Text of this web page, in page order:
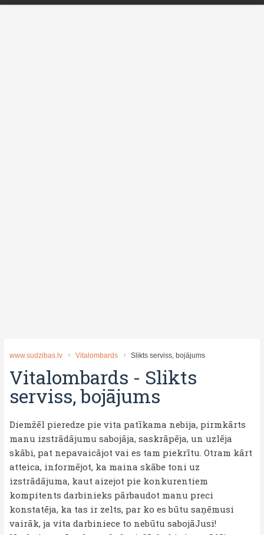
www.sudzibas.lv Vitalombards Slikts serviss, bojājums
Vitalombards - Slikts
serviss, bojājums
Diemžēl pieredze pie vita patīkama nebija, pirmkārts
manu izstrādājumu sabojāja, saskrāpēja, un uzlēja
skābi, pat nepavaicājot vai es tam piekrītu. Otram kārt
atteica, informējot, ka maina skābe toni uz
izstrādājuma, kaut aizejot pie konkurentiem
kompitents darbinieks pārbaudot manu preci
konstatēja, ka tas ir zelts, par ko es būtu saņēmusi
vairāk, ja vita darbiniece to nebūtu sabojāJusi!